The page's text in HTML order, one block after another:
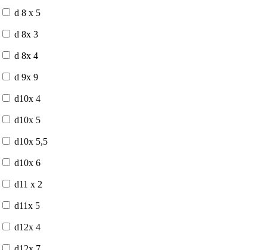
d 8 x 5
d 8x 3
d 8x 4
d 9x 9
d10x 4
d10x 5
d10x 5,5
d10x 6
d11 x 2
d11x 5
d12x 4